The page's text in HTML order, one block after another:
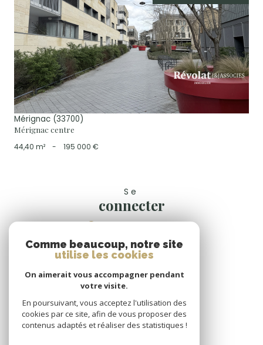
voir le bien
Mérignac (33700)
Mérignac centre
44,40 m²
- 195 000 €
Se
connecter
Nous
Nous
adhérons
Comme beaucoup, notre site
utilise les cookies
On aimerait vous accompagner pendant
votre visite.
En poursuivant, vous acceptez l'utilisation des
cookies par ce site, afin de vous proposer des
contenus adaptés et réaliser des statistiques !